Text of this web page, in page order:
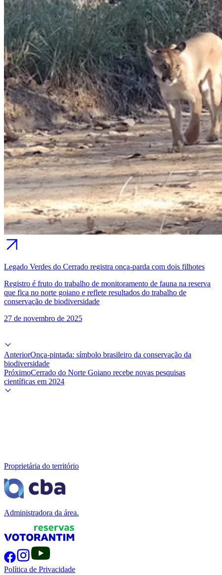
Legado Verdes do Cerrado registra onça-parda com dois filhotes
Registro é fruto do trabalho de monitoramento de fauna na reserva
que fica no norte goiano e reflete resultados do trabalho de
conservação de biodiversidade
27 de novembro de 2025
AnteriorOnça-pintada: símbolo brasileiro da conservação da
biodiversidade
PróximoCerrado do Norte Goiano recebe novas pesquisas
científicas em 2024
Proprietária do território
Administradora da área.
Política de Privacidade